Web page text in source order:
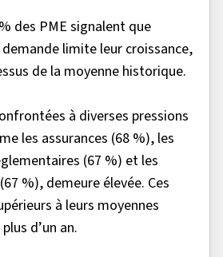
des PME signalent que
demande limite leur croissance,
de la moyenne historique.
à diverses pressions
les assurances (68 %), les
(67 %) et les
%), demeure élevée. Ces
à leurs moyennes
d’un an.